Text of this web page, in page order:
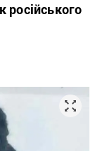
російського